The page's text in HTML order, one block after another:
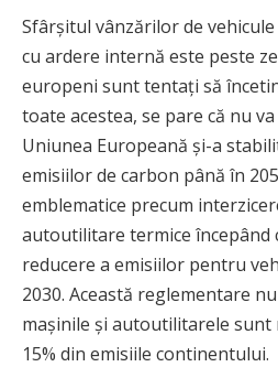
Sfârșitul vânzărilor de
cu ardere internă este peste
europeni sunt tentați să
toate acestea, se pare că nu
Uniunea Europeană și-a
emisiilor de carbon până în
emblematice precum
autoutilitare termice începând
reducere a emisiilor pentru
2030. Această reglementare
mașinile și autoutilitarele
15% din emisiile continentului.